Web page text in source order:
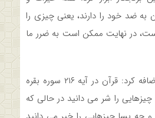
به ضد خود را دارند، یعنی چیزی را
در نهایت ممکن است به ضرر ما
استاد حوزه و دانشگاه اضافه کرد: قرآن در آیه ۲۱۶ سوره بقره
را شر می دانید در حالی که